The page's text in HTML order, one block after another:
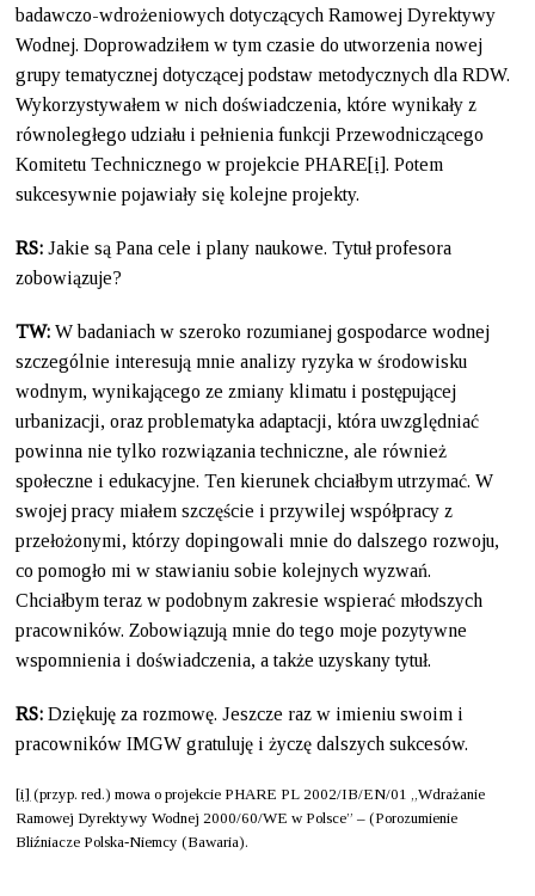
badawczo-wdrożeniowych dotyczących Ramowej Dyrektywy
Wodnej. Doprowadziłem w tym czasie do utworzenia nowej
grupy tematycznej dotyczącej podstaw metodycznych dla RDW.
Wykorzystywałem w nich doświadczenia, które wynikały z
równoległego udziału i pełnienia funkcji Przewodniczącego
Komitetu Technicznego w projekcie PHARE[i]. Potem
sukcesywnie pojawiały się kolejne projekty.
RS: Jakie są Pana cele i plany naukowe. Tytuł profesora
zobowiązuje?
TW: W badaniach w szeroko rozumianej gospodarce wodnej
szczególnie interesują mnie analizy ryzyka w środowisku
wodnym, wynikającego ze zmiany klimatu i postępującej
urbanizacji, oraz problematyka adaptacji, która uwzględniać
powinna nie tylko rozwiązania techniczne, ale również
społeczne i edukacyjne. Ten kierunek chciałbym utrzymać. W
swojej pracy miałem szczęście i przywilej współpracy z
przełożonymi, którzy dopingowali mnie do dalszego rozwoju,
co pomogło mi w stawianiu sobie kolejnych wyzwań.
Chciałbym teraz w podobnym zakresie wspierać młodszych
pracowników. Zobowiązują mnie do tego moje pozytywne
wspomnienia i doświadczenia, a także uzyskany tytuł.
RS: Dziękuję za rozmowę. Jeszcze raz w imieniu swoim i
pracowników IMGW gratuluję i życzę dalszych sukcesów.
[i] (przyp. red.) mowa o projekcie PHARE PL 2002/IB/EN/01 „Wdrażanie
Ramowej Dyrektywy Wodnej 2000/60/WE w Polsce” – (Porozumienie
Bliźniacze Polska-Niemcy (Bawaria).